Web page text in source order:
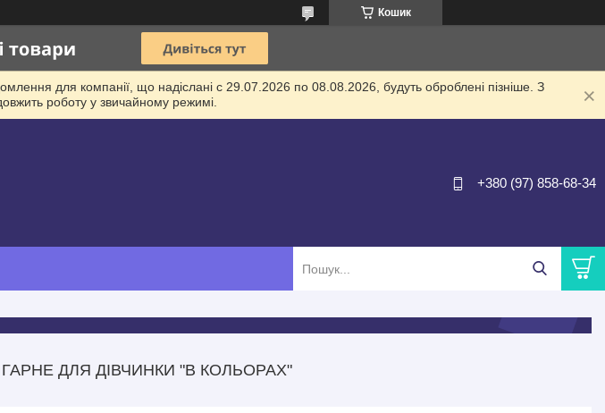
Кошик
для компанії, що надіслані с 29.07.2026 по 08.08.2026, будуть оброблені пізніше. З
роботу у звичайному режимі.
+380 (97) 858-68-34
ДЛЯ ДІВЧИНКИ "В КОЛЬОРАХ"